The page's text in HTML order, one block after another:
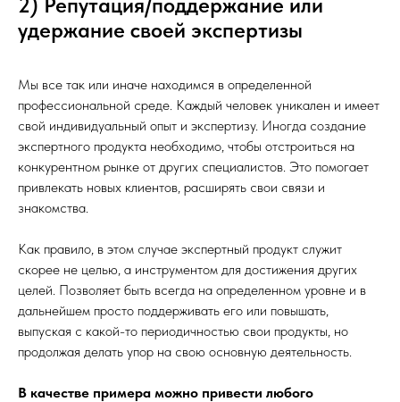
удержание своей экспертизы
Мы все так или иначе находимся в определенной
профессиональной среде. Каждый человек уникален и имеет
свой индивидуальный опыт и экспертизу. Иногда создание
экспертного продукта необходимо, чтобы отстроиться на
конкурентном рынке от других специалистов. Это помогает
привлекать новых клиентов, расширять свои связи и
знакомства.
Как правило, в этом случае экспертный продукт служит
скорее не целью, а инструментом для достижения других
целей. Позволяет быть всегда на определенном уровне и в
дальнейшем просто поддерживать его или повышать,
выпуская с какой-то периодичностью свои продукты, но
продолжая делать упор на свою основную деятельность.
В качестве примера можно привести любого